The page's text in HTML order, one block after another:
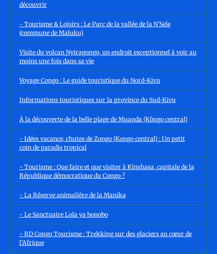
découvrir
- Tourisme & Loisirs : Le Parc de la vallée de la N’Sele
(commune de Maluku)
Visite du volcan Nyiragongo, un endroit exceptionnel à voir au
moins une fois dans sa vie
Voyage Congo : Le guide touristique du Nord-Kivu
Informations touristiques sur la province du Sud-Kivu
À la découverte de la belle plage de Muanda (Kôngo central)
- Idées vacance, chutes de Zongo (Kongo central) : Un petit
coin de paradis tropical
- Tourisme : Que faire et que visiter à Kinshasa, capitale de la
République démocratique du Congo ?
- La Réserve animalière de la Manika
- Le Sanctuaire Lola ya bonobo
- RD Congo Tourisme : Trekking sur des glaciers au cœur de
l’Afrique